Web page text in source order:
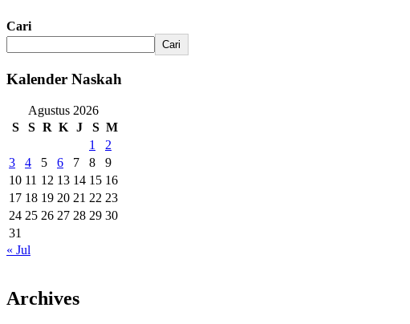
Cari
Cari
Kalender Naskah
Agustus 2026
S
S R K J S M
1
2
3
4 5 6 7 8
9
10 11 12 13 14 15 16
17 18 19 20 21 22 23
24 25 26 27 28 29 30
31
« Jul
Archives